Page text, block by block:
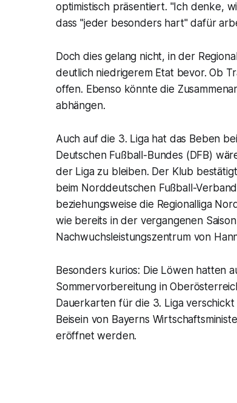
optimistisch präsentiert. "Ich denke,
dass "jeder besonders hart" dafür
Doch dies gelang nicht, in der
deutlich niedrigerem Etat bevor. Ob
offen. Ebenso könnte die
abhängen.
Auch auf die 3. Liga hat das Beben
Deutschen Fußball-Bundes (DFB)
der Liga zu bleiben. Der Klub
beim Norddeutschen Fußball-
beziehungsweise die Regionalliga
wie bereits in der vergangenen
Nachwuchsleistungszentrum von
Besonders kurios: Die Löwen hatten
Sommervorbereitung in
Dauerkarten für die 3. Liga
Beisein von Bayerns
eröffnet werden.